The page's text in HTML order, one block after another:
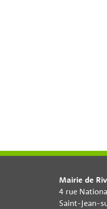
Mairie de
4 rue
Saint-Jean-